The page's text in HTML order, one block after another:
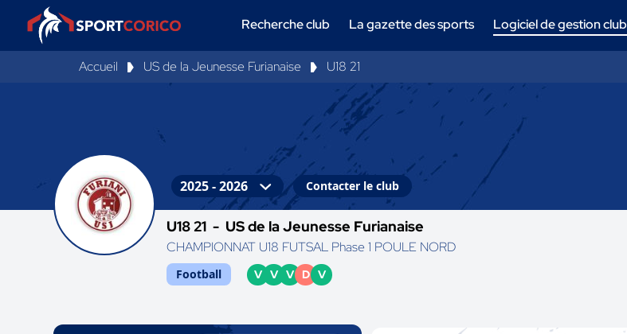
Recherche club La gazette des sports Logiciel de gestion club
Accueil US de la Jeunesse Furianaise U18 21
Contacter le club
U18 21 - US de la Jeunesse Furianaise
CHAMPIONNAT U18 FUTSAL Phase 1 POULE NORD
Football V V V D V